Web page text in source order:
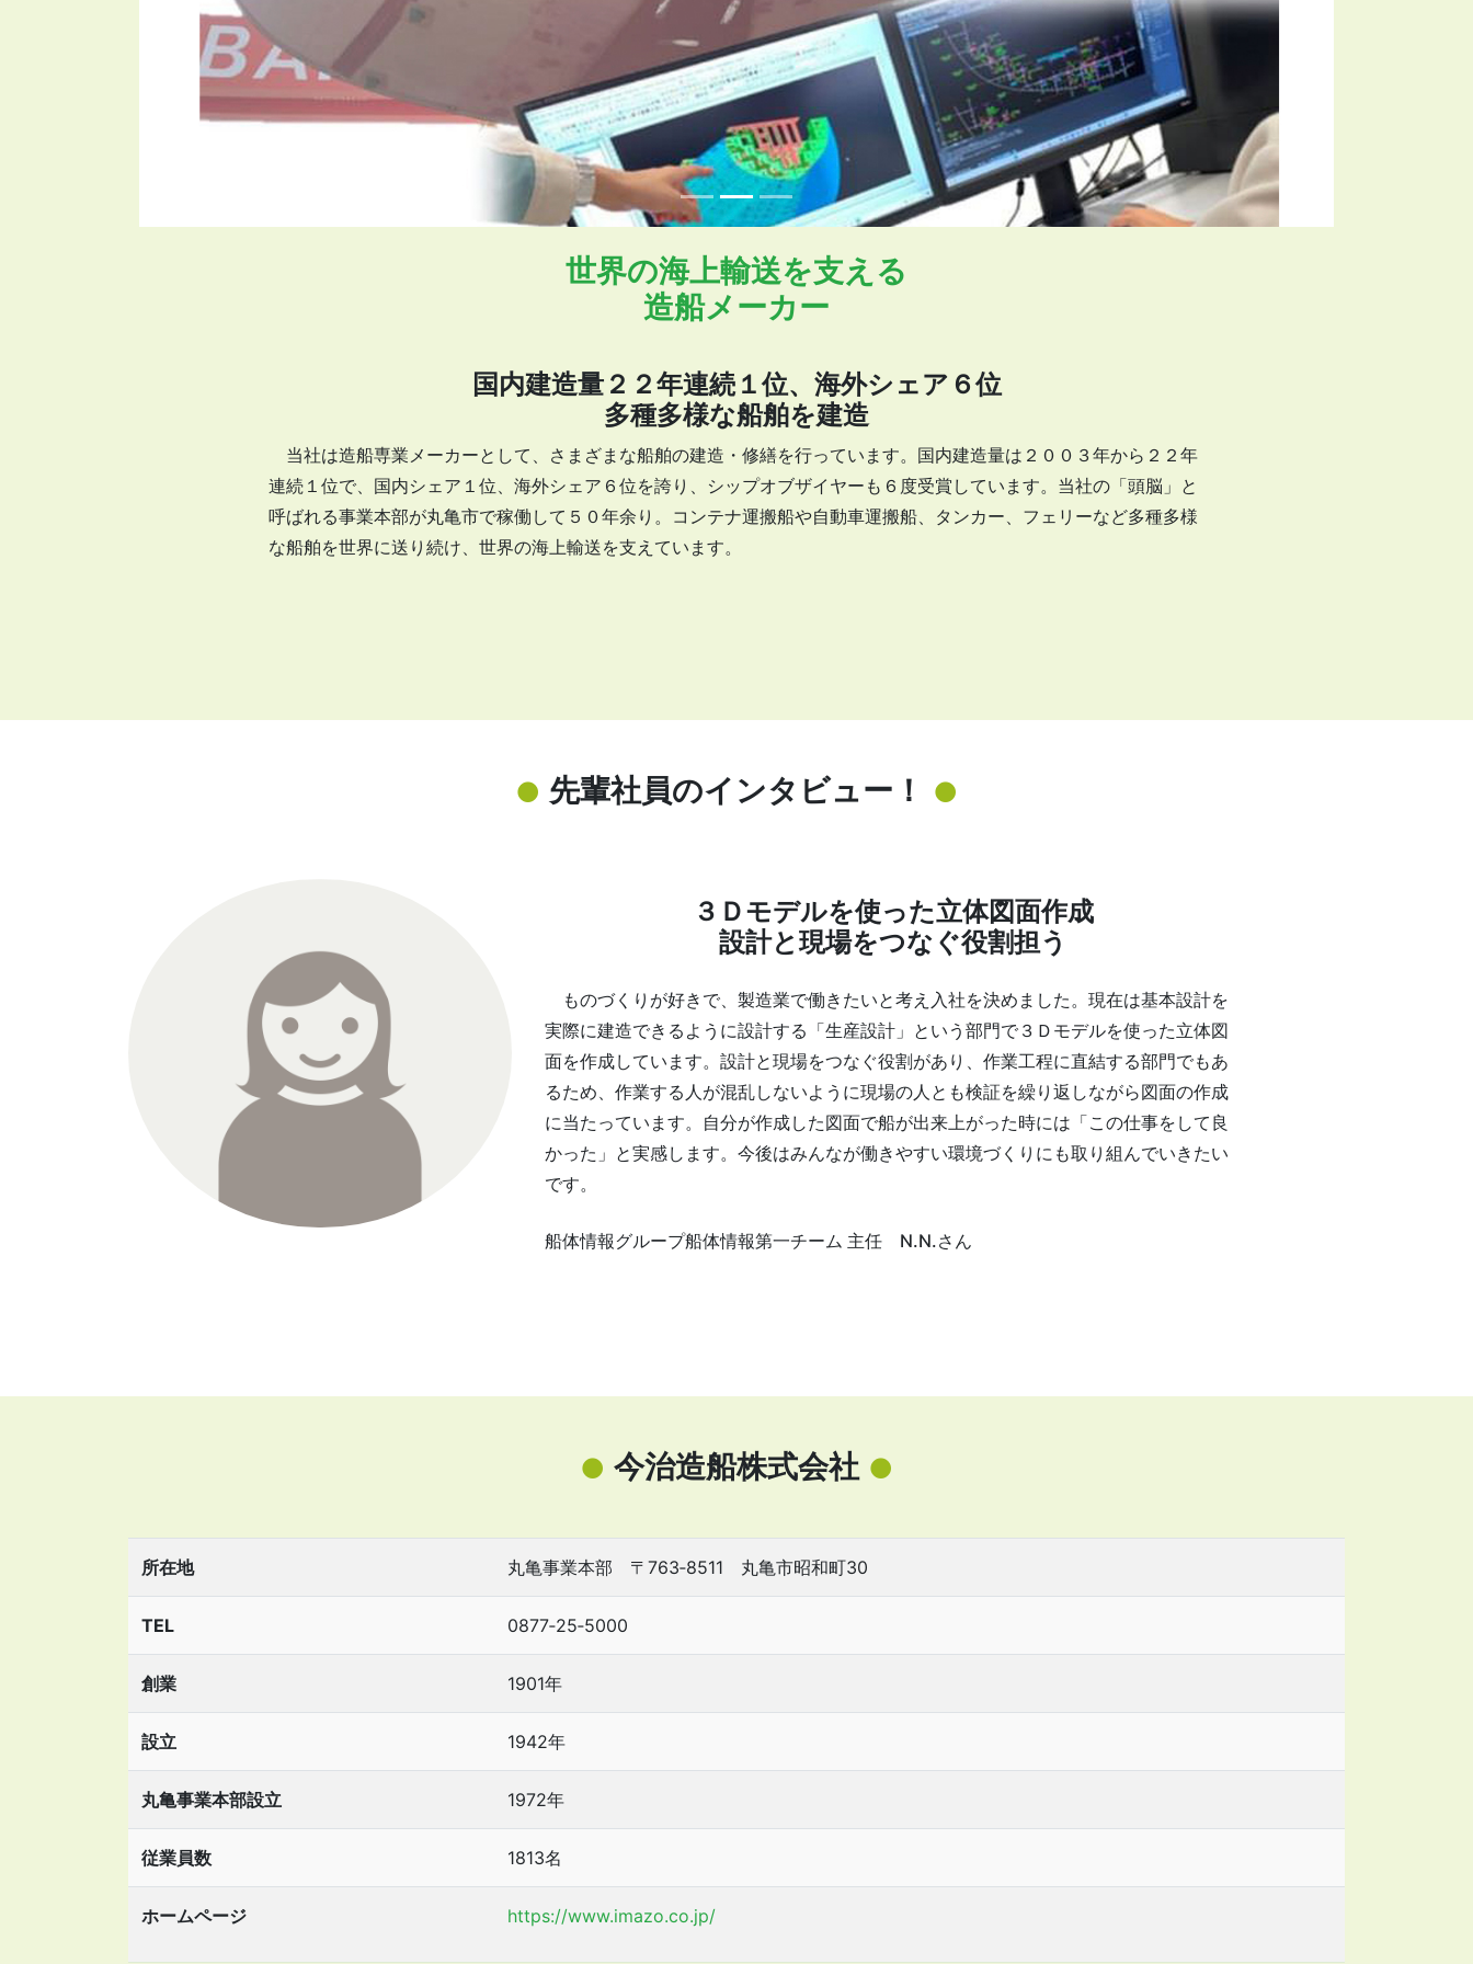
世界の海上輸送を支える
造船メーカー
国内建造量２２年連続１位、海外シェア６位
多種多様な船舶を建造
当社は造船専業メーカーとして、さまざまな船舶の建造・修繕を行っています。国内建造量は２００３年から２２年
連続１位で、国内シェア１位、海外シェア６位を誇り、シップオブザイヤーも６度受賞しています。当社の「頭脳」と
呼ばれる事業本部が丸亀市で稼働して５０年余り。コンテナ運搬船や自動車運搬船、タンカー、フェリーなど多種多様
な船舶を世界に送り続け、世界の海上輸送を支えています。
先輩社員のインタビュー！
３Ｄモデルを使った立体図面作成
設計と現場をつなぐ役割担う
ものづくりが好きで、製造業で働きたいと考え入社を決めました。現在は基本設計を
実際に建造できるように設計する「生産設計」という部門で３Ｄモデルを使った立体図
面を作成しています。設計と現場をつなぐ役割があり、作業工程に直結する部門でもあ
るため、作業する人が混乱しないように現場の人とも検証を繰り返しながら図面の作成
に当たっています。自分が作成した図面で船が出来上がった時には「この仕事をして良
かった」と実感します。今後はみんなが働きやすい環境づくりにも取り組んでいきたい
です。
船体情報グループ船体情報第一チーム 主任 N.N.さん
今治造船株式会社
所在地 丸亀事業本部 〒763‐8511 丸亀市昭和町30
TEL 0877‐25‐5000
創業 1901年
設立 1942年
丸亀事業本部設立 1972年
従業員数 1813名
ホームページ https://www.imazo.co.jp/